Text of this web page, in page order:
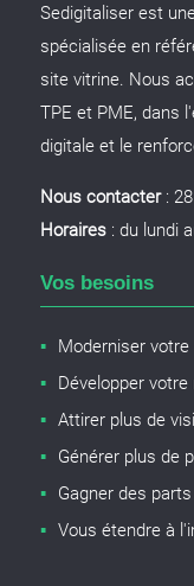
Sedigitaliser est
spécialisée en
site vitrine. Nous
TPE et PME, dans
digitale et le
Nous contacter: 28
Horaires : du lundi
Vos besoins
Moderniser
Développer
Attirer plus de
Générer plus de
Gagner des
Vous étendre à